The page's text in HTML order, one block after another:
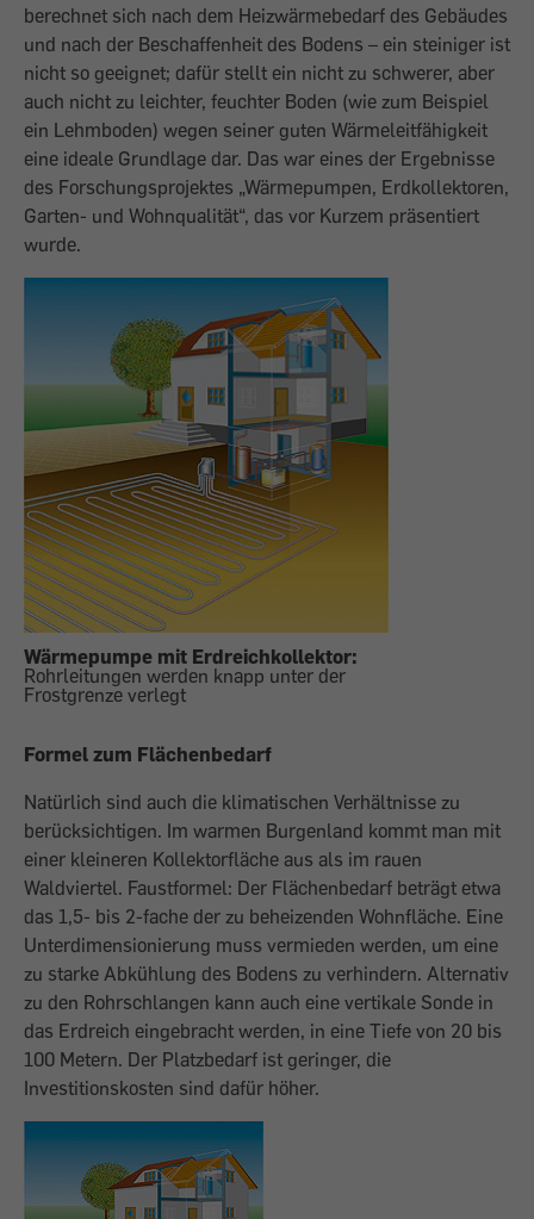
berechnet sich nach dem Heizwärmebedarf des Gebäudes
und nach der Beschaffenheit des Bodens – ein steiniger ist
nicht so geeignet; dafür stellt ein nicht zu schwerer, aber
auch nicht zu leichter, feuchter Boden (wie zum Beispiel
ein Lehmboden) wegen seiner guten Wärmeleitfähigkeit
eine ideale Grundlage dar. Das war eines der Ergebnisse
des Forschungsprojektes „Wärmepumpen, Erdkollektoren,
Garten- und Wohnqualität“, das vor Kurzem präsentiert
wurde.
Wärmepumpe mit Erdreichkollektor:
Rohrleitungen werden knapp unter der
Frostgrenze verlegt
Formel zum Flächenbedarf
Natürlich sind auch die klimatischen Verhältnisse zu
berücksichtigen. Im warmen Burgenland kommt man mit
einer kleineren Kollektorfläche aus als im rauen
Waldviertel. Faustformel: Der Flächenbedarf beträgt etwa
das 1,5- bis 2-fache der zu beheizenden Wohnfläche. Eine
Unterdimensionierung muss vermieden werden, um eine
zu starke Abkühlung des Bodens zu verhindern. Alternativ
zu den Rohrschlangen kann auch eine vertikale Sonde in
das Erdreich eingebracht werden, in eine Tiefe von 20 bis
100 Metern. Der Platzbedarf ist geringer, die
Investitionskosten sind dafür höher.